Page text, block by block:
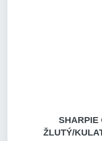
SHARPIE
ŽLUTÝ/